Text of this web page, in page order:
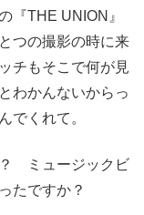
『THE UNION』
つの撮影の時に来
チもそこで何が見
わかんないからっ
でくれて。
？ ミュージックビ
たですか？